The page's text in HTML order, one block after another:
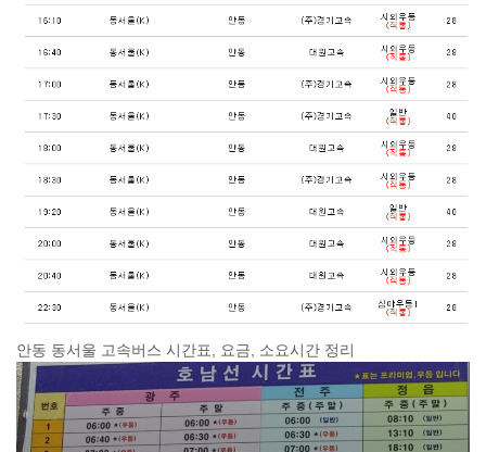
안동 동서울 고속버스 시간표, 요금, 소요시간 정리